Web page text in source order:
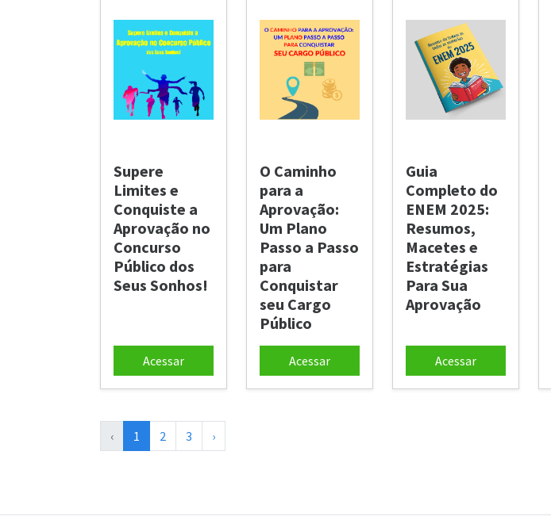
Supere
Limites e
Conquiste a
Aprovação no
Concurso
Público dos
Seus Sonhos!
Acessar
O Caminho
para a
Aprovação:
Um Plano
Passo a Passo
para
Conquistar
seu Cargo
Público
Acessar
Guia
Completo do
ENEM 2025:
Resumos,
Macetes e
Estratégias
Para Sua
Aprovação
Acessar
‹ 1 2 3 ›